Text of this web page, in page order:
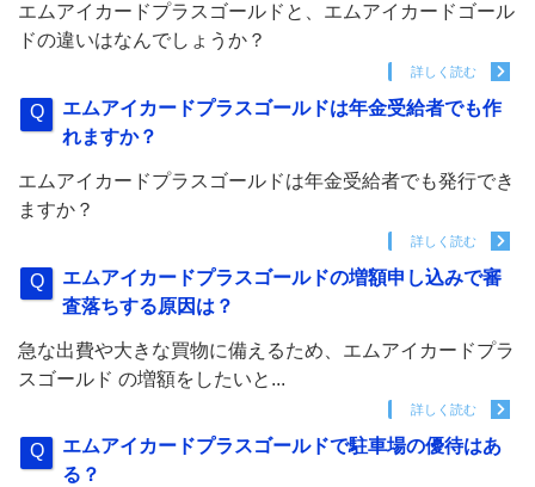
エムアイカードプラスゴールドと、エムアイカードゴール
ドの違いはなんでしょうか？
詳しく読む
エムアイカードプラスゴールドは年金受給者でも作
れますか？
エムアイカードプラスゴールドは年金受給者でも発行でき
ますか？
詳しく読む
エムアイカードプラスゴールドの増額申し込みで審
査落ちする原因は？
急な出費や大きな買物に備えるため、エムアイカードプラ
スゴールド の増額をしたいと...
詳しく読む
エムアイカードプラスゴールドで駐車場の優待はあ
る？